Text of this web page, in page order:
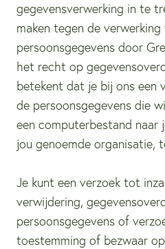
gegevensverwerking in te
maken tegen de
persoonsgegevens door
het recht op
betekent dat je bij ons een
de persoonsgegevens die
een computerbestand naar
jou genoemde organisatie,
Je kunt een verzoek tot
verwijdering,
persoonsgegevens of
toestemming of bezwaar